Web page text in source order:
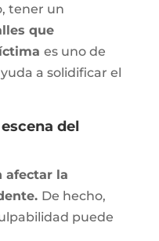
tener un
que
es uno de
a solidificar el
del
afectar la
De hecho,
puede